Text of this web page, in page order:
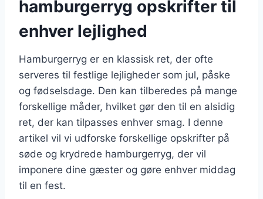
hamburgerryg opskrifter til
enhver lejlighed
Hamburgerryg er en klassisk ret, der ofte
serveres til festlige lejligheder som jul, påske
og fødselsdage. Den kan tilberedes på mange
forskellige måder, hvilket gør den til en alsidig
ret, der kan tilpasses enhver smag. I denne
artikel vil vi udforske forskellige opskrifter på
søde og krydrede hamburgerryg, der vil
imponere dine gæster og gøre enhver middag
til en fest.